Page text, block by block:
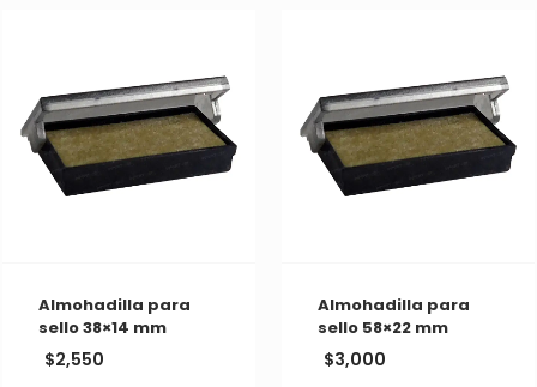
Almohadilla para
sello 38×14 mm
$2,550
Almohadilla para
sello 58×22 mm
$3,000